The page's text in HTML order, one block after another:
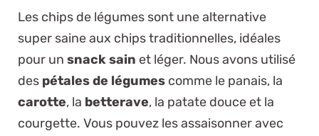
Les chips de légumes sont une alternative
super saine aux chips traditionnelles, idéales
pour un snack sain et léger. Nous avons utilisé
des pétales de légumes comme le panais, la
carotte, la betterave, la patate douce et la
courgette. Vous pouvez les assaisonner avec